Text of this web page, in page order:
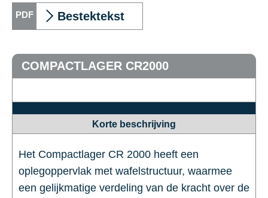
Bestektekst
COMPACTLAGER CR2000
Korte beschrijving
Het Compactlager CR 2000 heeft een
oplegoppervlak met wafelstructuur, waarmee
een gelijkmatige verdeling van de kracht over de